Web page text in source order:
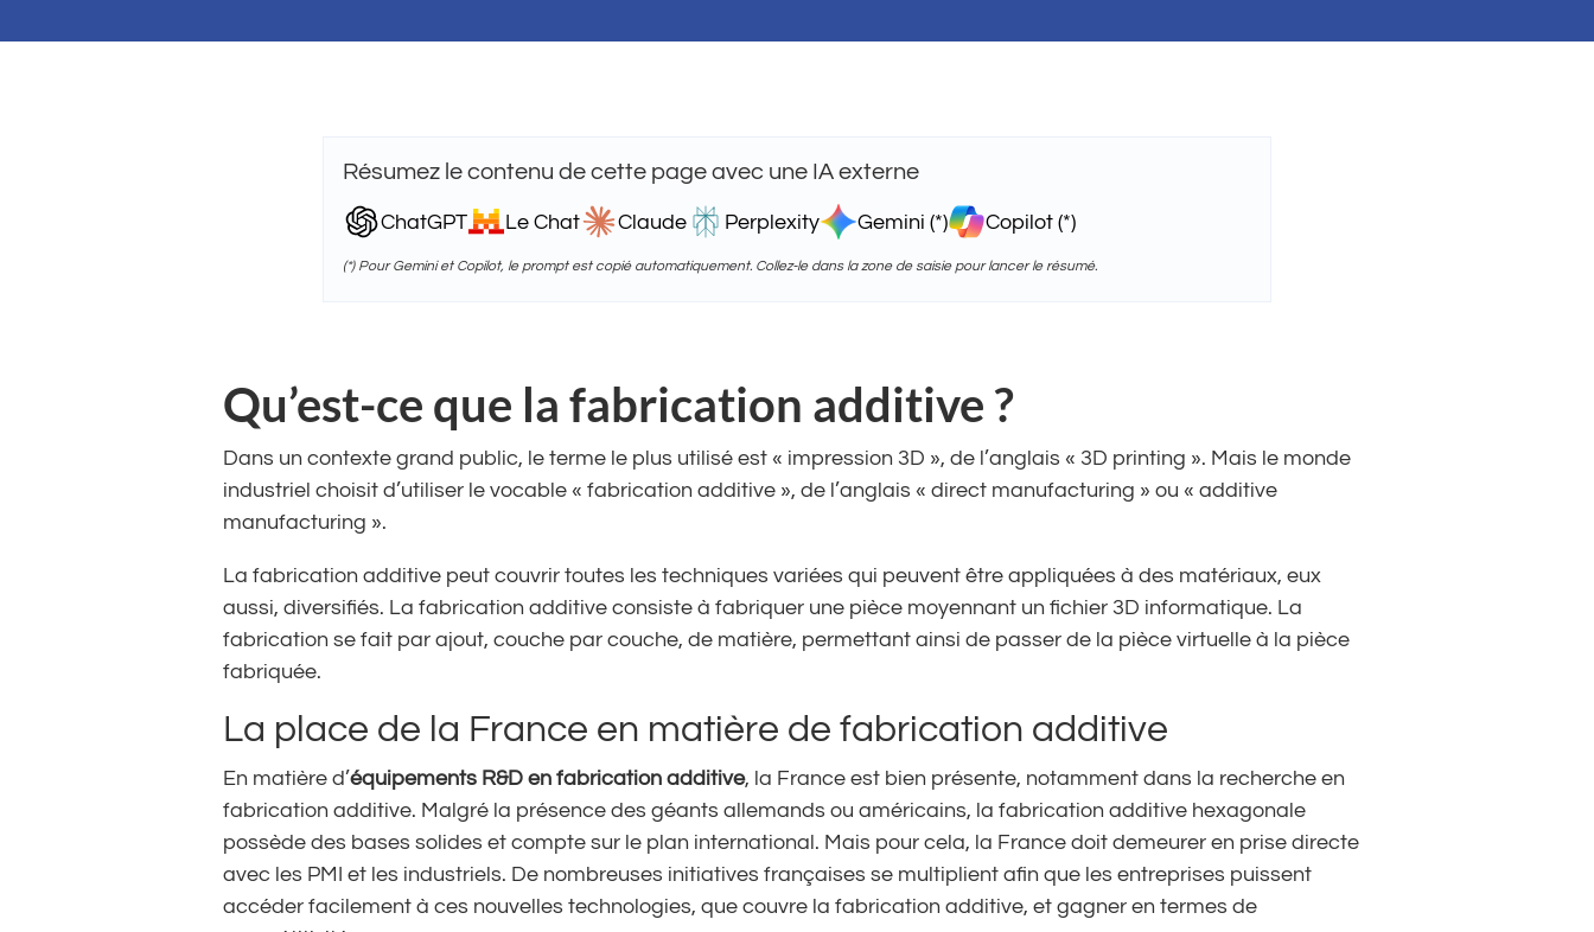
Résumez le contenu de cette page avec une IA externe
ChatGPT Le Chat Claude Perplexity Gemini (*) Copilot (*)
(*) Pour Gemini et Copilot, le prompt est copié automatiquement. Collez-le dans la zone de saisie pour lancer le résumé.
Qu’est-ce que la fabrication additive ?
Dans un contexte grand public, le terme le plus utilisé est « impression 3D », de l’anglais « 3D printing ». Mais le monde
industriel choisit d’utiliser le vocable « fabrication additive », de l’anglais « direct manufacturing » ou « additive
manufacturing ».
La fabrication additive peut couvrir toutes les techniques variées qui peuvent être appliquées à des matériaux, eux
aussi, diversifiés. La fabrication additive consiste à fabriquer une pièce moyennant un fichier 3D informatique. La
fabrication se fait par ajout, couche par couche, de matière, permettant ainsi de passer de la pièce virtuelle à la pièce
fabriquée.
La place de la France en matière de fabrication additive
En matière d’équipements R&D en fabrication additive, la France est bien présente, notamment dans la recherche en
fabrication additive. Malgré la présence des géants allemands ou américains, la fabrication additive hexagonale
possède des bases solides et compte sur le plan international. Mais pour cela, la France doit demeurer en prise directe
avec les PMI et les industriels. De nombreuses initiatives françaises se multiplient afin que les entreprises puissent
accéder facilement à ces nouvelles technologies, que couvre la fabrication additive, et gagner en termes de